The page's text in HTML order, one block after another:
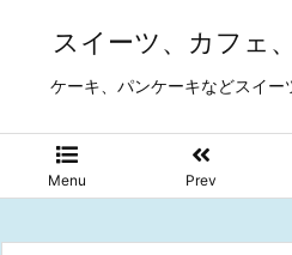
スイーツ、カフェ
ケーキ、パンケーキなどスイ
Menu Prev